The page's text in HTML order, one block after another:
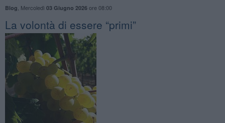
Blog Mercoledì 03 Giugno 2026ore 08:00
​La volontà di essere “primi”